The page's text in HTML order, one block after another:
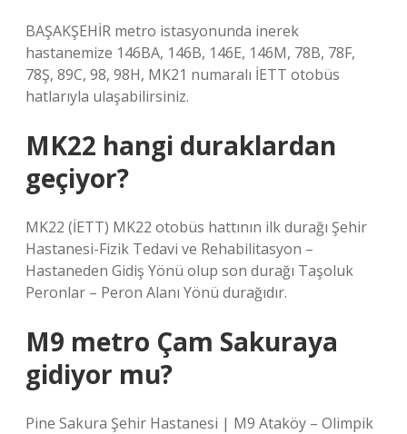
BAŞAKŞEHİR metro istasyonunda inerek
hastanemize 146BA, 146B, 146E, 146M, 78B, 78F,
78Ş, 89C, 98, 98H, MK21 numaralı İETT otobüs
hatlarıyla ulaşabilirsiniz.
MK22 hangi duraklardan
geçiyor?
MK22 (İETT) MK22 otobüs hattının ilk durağı Şehir
Hastanesi-Fizik Tedavi ve Rehabilitasyon –
Hastaneden Gidiş Yönü olup son durağı Taşoluk
Peronlar – Peron Alanı Yönü durağıdır.
M9 metro Çam Sakuraya
gidiyor mu?
Pine Sakura Şehir Hastanesi | M9 Ataköy – Olimpik